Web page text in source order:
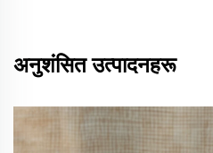
अनुशंसित उत्पादनहरू